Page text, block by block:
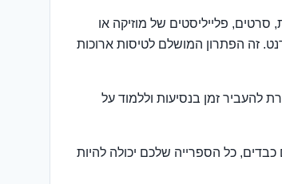
סרטים, פלייליסטים של מוזיקה או
זה הפתרון המושלם לטיסות ארוכות
להעביר זמן בנסיעות וללמוד על
כל הספרייה שלכם יכולה להיות